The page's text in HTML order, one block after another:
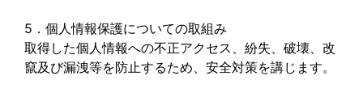
5．個人情報保護についての取組み
取得した個人情報への不正アクセス、紛失、破壊、改
竄及び漏洩等を防止するため、安全対策を講じます。